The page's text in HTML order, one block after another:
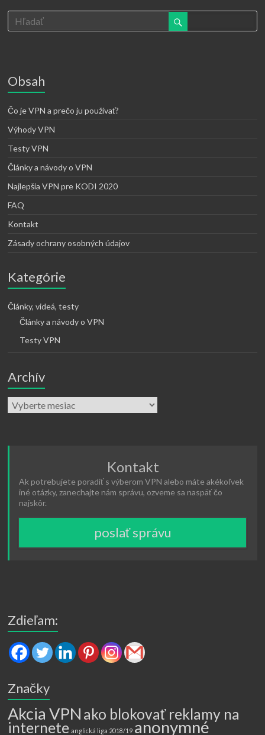
Obsah
Čo je VPN a prečo ju používať?
Výhody VPN
Testy VPN
Články a návody o VPN
Najlepšia VPN pre KODI 2020
FAQ
Kontakt
Zásady ochrany osobných údajov
Kategórie
Články, videá, testy
Články a návody o VPN
Testy VPN
Archív
Kontakt
Ak potrebujete poradiť s výberom VPN alebo máte akékoľvek
iné otázky, zanechajte nám správu, ozveme sa naspäť čo
najskôr.
poslať správu
Zdieľam:
Značky
Akcia VPN ako blokovať reklamy na
internete anglická liga 2018/19 anonymné